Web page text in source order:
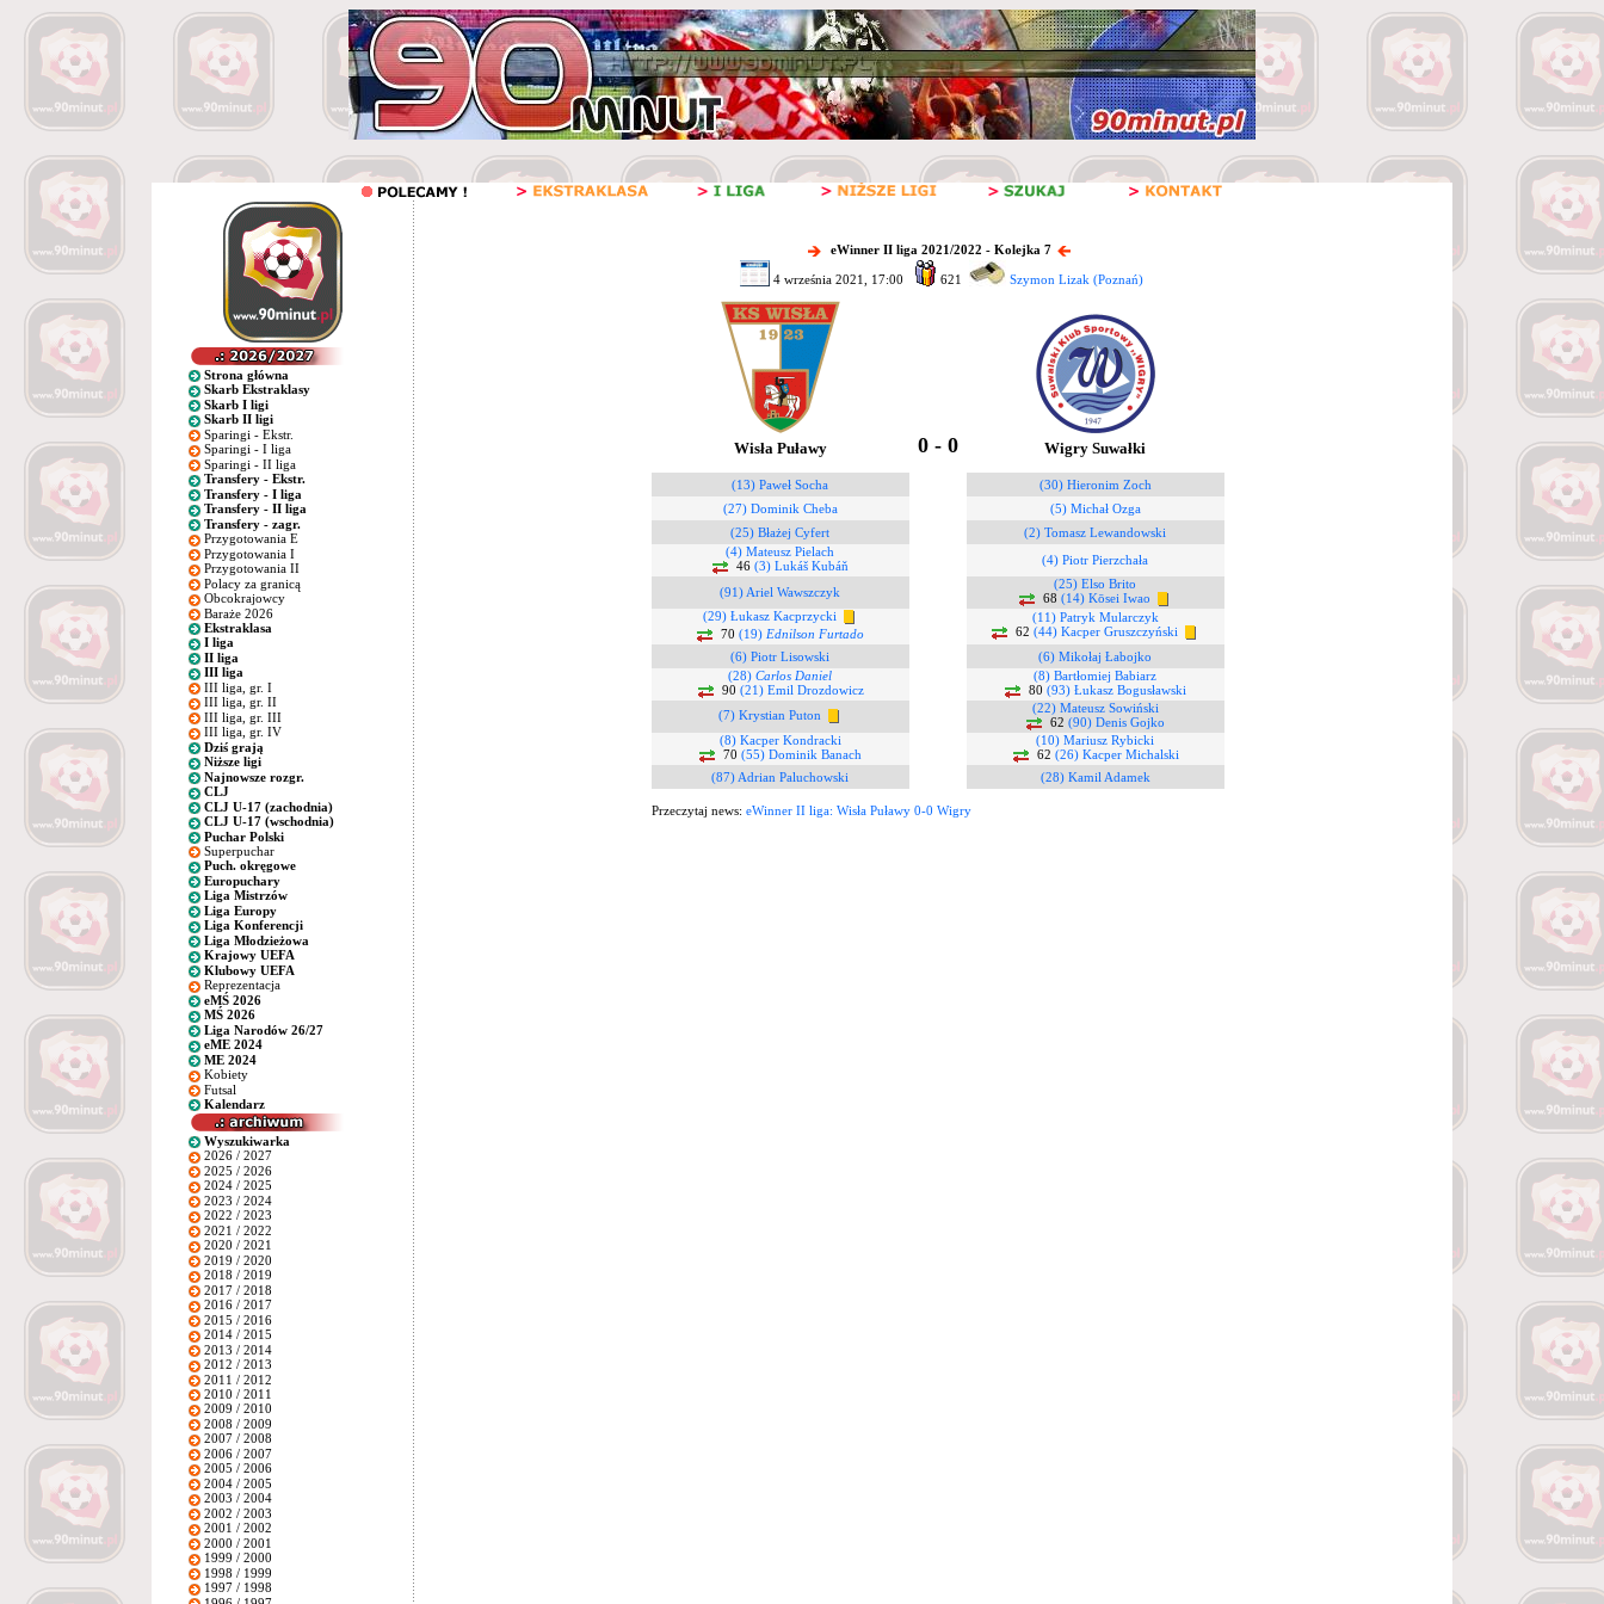
Strona główna
Skarb Ekstraklasy
Skarb I ligi
Skarb II ligi
Sparingi - Ekstr.
Sparingi - I liga
Sparingi - II liga
Transfery - Ekstr.
Transfery - I liga
Transfery - II liga
Transfery - zagr.
Przygotowania E
Przygotowania I
Przygotowania II
Polacy za granicą
Obcokrajowcy
Baraże 2026
Ekstraklasa
I liga
II liga
III liga
III liga, gr. I
III liga, gr. II
III liga, gr. III
III liga, gr. IV
Dziś grają
Niższe ligi
Najnowsze rozgr.
CLJ
CLJ U-17 (zachodnia)
CLJ U-17 (wschodnia)
Puchar Polski
Superpuchar
Puch. okręgowe
Europuchary
Liga Mistrzów
Liga Europy
Liga Konferencji
Liga Młodzieżowa
Krajowy UEFA
Klubowy UEFA
Reprezentacja
eMŚ 2026
MŚ 2026
Liga Narodów 26/27
eME 2024
ME 2024
Kobiety
Futsal
Kalendarz
Wyszukiwarka
2026 / 2027
2025 / 2026
2024 / 2025
2023 / 2024
2022 / 2023
2021 / 2022
2020 / 2021
2019 / 2020
2018 / 2019
2017 / 2018
2016 / 2017
2015 / 2016
2014 / 2015
2013 / 2014
2012 / 2013
2011 / 2012
2010 / 2011
2009 / 2010
2008 / 2009
2007 / 2008
2006 / 2007
2005 / 2006
2004 / 2005
2003 / 2004
2002 / 2003
2001 / 2002
2000 / 2001
1999 / 2000
1998 / 1999
1997 / 1998
eWinner II liga 2021/2022 - Kolejka 7
4 września 2021, 17:00 621 Szymon Lizak (Poznań)
Wisła Puławy 0 - 0 Wigry Suwałki
(13) Paweł Socha
(30) Hieronim Zoch
(27) Dominik Cheba
(5) Michał Ozga
(25) Błażej Cyfert
(2) Tomasz Lewandowski
(4) Mateusz Pielach
46 (3) Lukáš Kubáň (4) Piotr Pierzchała
(91) Ariel Wawszczyk
(25) Elso Brito
68 (14) Kōsei Iwao
(29) Łukasz Kacprzycki
70 (19) Ednilson Furtado
(11) Patryk Mularczyk
62 (44) Kacper Gruszczyński
(6) Piotr Lisowski
(6) Mikołaj Łabojko
(28) Carlos Daniel
90 (21) Emil Drozdowicz
(8) Bartłomiej Babiarz
80 (93) Łukasz Bogusławski
(7) Krystian Puton
(22) Mateusz Sowiński
62 (90) Denis Gojko
(8) Kacper Kondracki
70 (55) Dominik Banach
(10) Mariusz Rybicki
62 (26) Kacper Michalski
(87) Adrian Paluchowski
(28) Kamil Adamek
Przeczytaj news: eWinner II liga: Wisła Puławy 0-0 Wigry